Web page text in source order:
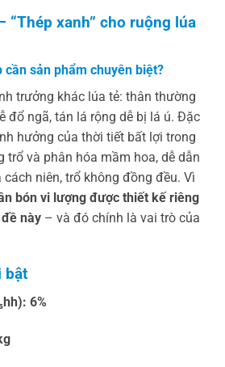
“Thép xanh” cho ruộng lúa
cần sản phẩm chuyên biệt?
trưởng khác lúa tẻ: thân thường
đổ ngã, tán lá rộng dễ bị lá ú. Đặc
hưởng của thời tiết bất lợi trong
trổ và phân hóa mầm hoa, dễ dẫn
niên, trổ không đồng đều. Vì
bón vi lượng được thiết kế riêng
này – và đó chính là vai trò của
bật
6%